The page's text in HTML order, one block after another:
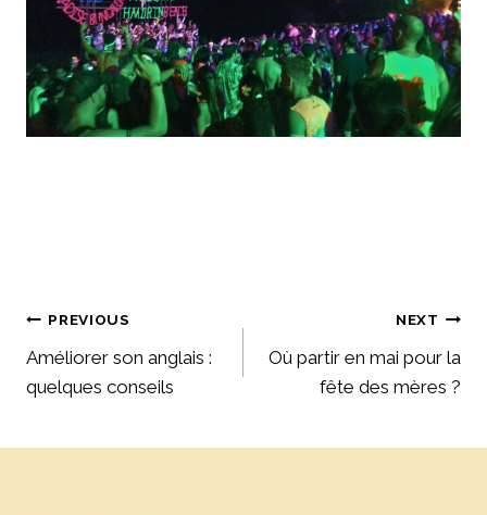
Post
navigation
PREVIOUS
Améliorer son anglais :
quelques conseils
NEXT
Où partir en mai pour la
fête des mères ?